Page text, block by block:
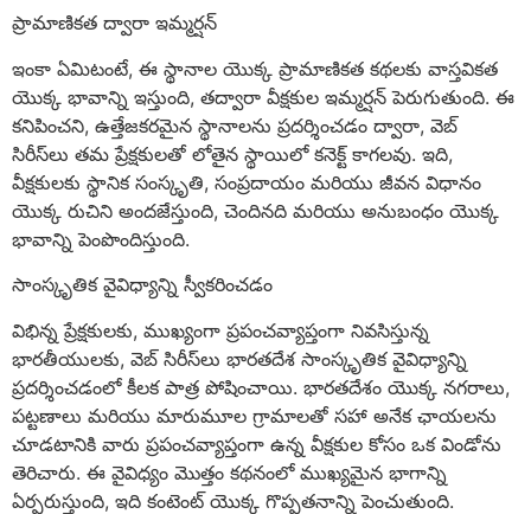
ప్రామాణికత ద్వారా ఇమ్మర్షన్
ఇంకా ఏమిటంటే, ఈ స్థానాల యొక్క ప్రామాణికత కథలకు వాస్తవికత
యొక్క భావాన్ని ఇస్తుంది, తద్వారా వీక్షకుల ఇమ్మర్షన్ పెరుగుతుంది. ఈ
కనిపించని, ఉత్తేజకరమైన స్థానాలను ప్రదర్శించడం ద్వారా, వెబ్
సిరీస్‌లు తమ ప్రేక్షకులతో లోతైన స్థాయిలో కనెక్ట్ కాగలవు. ఇది,
వీక్షకులకు స్థానిక సంస్కృతి, సంప్రదాయం మరియు జీవన విధానం
యొక్క రుచిని అందజేస్తుంది, చెందినది మరియు అనుబంధం యొక్క
భావాన్ని పెంపొందిస్తుంది.
సాంస్కృతిక వైవిధ్యాన్ని స్వీకరించడం
విభిన్న ప్రేక్షకులకు, ముఖ్యంగా ప్రపంచవ్యాప్తంగా నివసిస్తున్న
భారతీయులకు, వెబ్ సిరీస్‌లు భారతదేశ సాంస్కృతిక వైవిధ్యాన్ని
ప్రదర్శించడంలో కీలక పాత్ర పోషించాయి. భారతదేశం యొక్క నగరాలు,
పట్టణాలు మరియు మారుమూల గ్రామాలతో సహా అనేక ఛాయలను
చూడటానికి వారు ప్రపంచవ్యాప్తంగా ఉన్న వీక్షకుల కోసం ఒక విండోను
తెరిచారు. ఈ వైవిధ్యం మొత్తం కథనంలో ముఖ్యమైన భాగాన్ని
ఏర్పరుస్తుంది, ఇది కంటెంట్ యొక్క గొప్పతనాన్ని పెంచుతుంది.